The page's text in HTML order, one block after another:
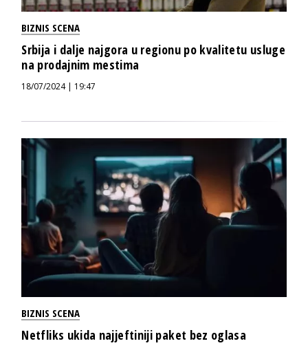
BIZNIS SCENA
Srbija i dalje najgora u regionu po kvalitetu usluge
na prodajnim mestima
18/07/2024 | 19:47
BIZNIS SCENA
Netfliks ukida najjeftiniji paket bez oglasa